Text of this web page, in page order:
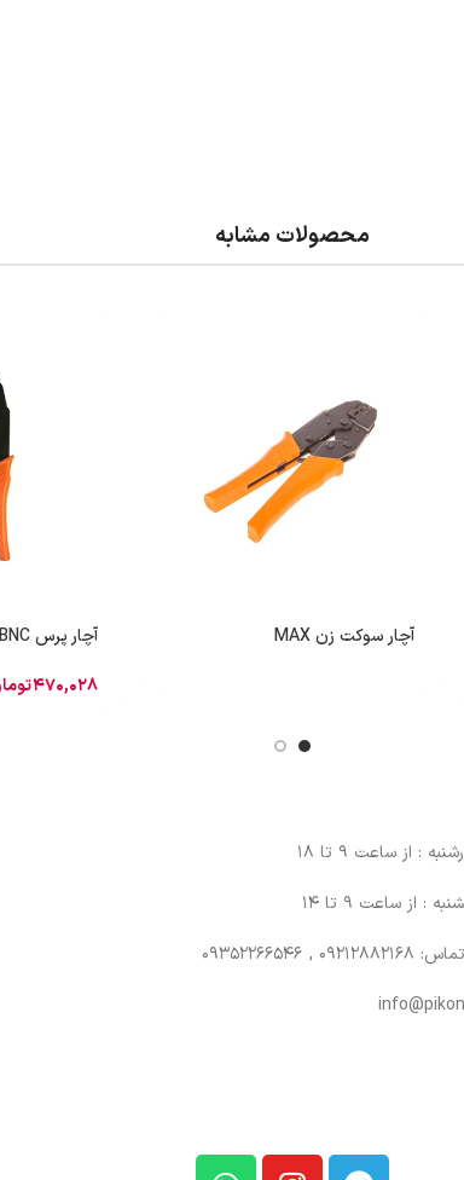
محصولات مشابه
آچار سوکت زن MAX
آچار پرس BNC مدل HS-LY05H
470,028
: از ساعت 9 تا 18
: از ساعت 9 تا 14
09352266546